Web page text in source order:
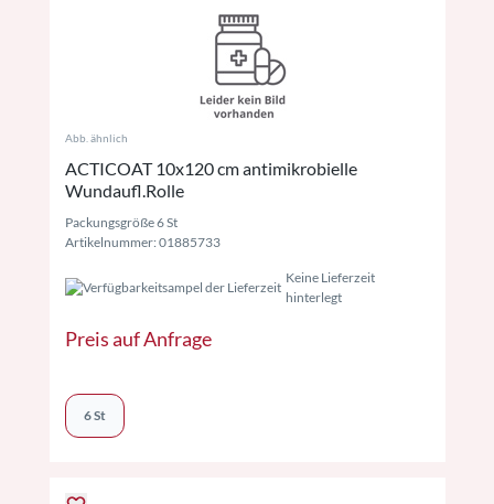
Abb. ähnlich
ACTICOAT 10x120 cm antimikrobielle
Wundaufl.Rolle
Packungsgröße 6 St
Artikelnummer: 01885733
Keine Lieferzeit
hinterlegt
Preis auf Anfrage
6 St